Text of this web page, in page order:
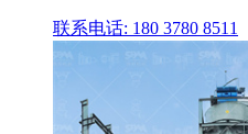
联系电话: 180 3780 8511